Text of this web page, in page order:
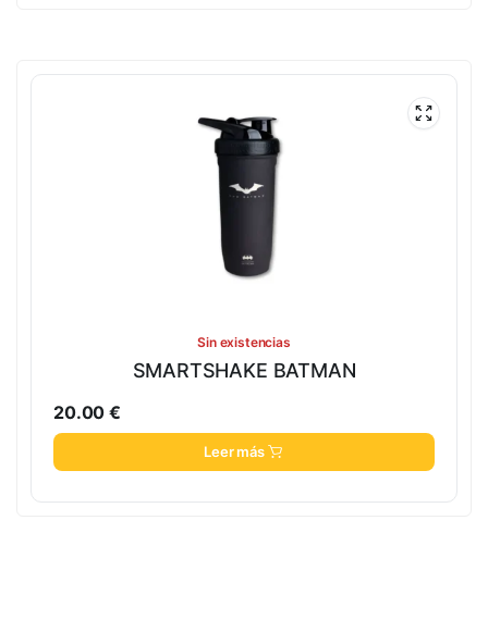
Sin existencias
SMARTSHAKE BATMAN
20.00€
Leer más